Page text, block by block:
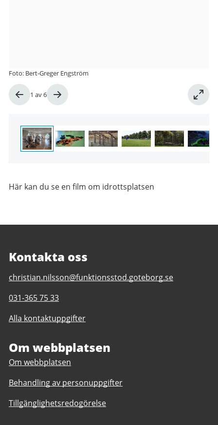
Bild
6
1 av6
Foto: Bert-Greger Engström
Här kan du se en film om idrottsplatsen
Kontakta oss
E-
till
Idrottsplatsen
daglig
Göteborgs
Stad
christian.nilsson@funktionsstod.goteborg.se
Telefonnummer
Idrottsplatsen
verksamhet
Göteborgs
Stad
031-365 75 33
Alla kontaktuppgifter
Om webbplatsen
Om webbplatsen
Behandling av personuppgifter
Tillgänglighetsredogörelse